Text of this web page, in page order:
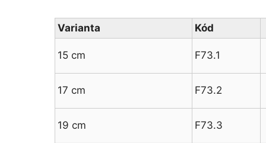
Varianta Kód
15 cm F73.1
17 cm F73.2
19 cm F73.3